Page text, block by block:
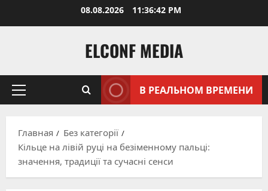
08.08.2026 11:36:43 PM
ELCONF MEDIA
Основное
В РЕАЛЬНОМ ВРЕМЕНИ
Главная
Без категорії
Кільце на лівій руці на безіменному пальці:
значення, традиції та сучасні сенси